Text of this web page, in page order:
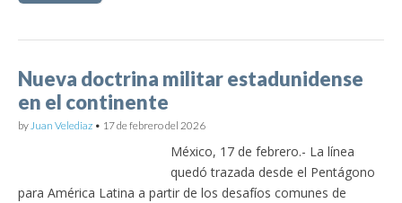
Nueva doctrina militar estadunidense
en el continente
byJuan Velediaz • 17 de febrero del 2026
México, 17 de febrero.- La línea
quedó trazada desde el Pentágono
para América Latina a partir de los desafíos comunes de